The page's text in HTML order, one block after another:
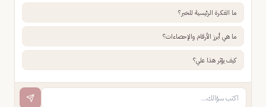
ما الفكرة الرئيسية للخبر؟
ما هي أبرز الأرقام والإحصاءات؟
كيف يؤثر هذا علي؟